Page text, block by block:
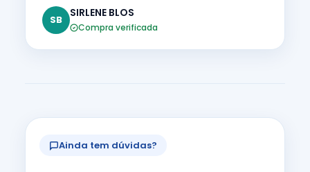
SB
SIRLENE BLOS
Compra verificada
Ainda tem dúvidas?